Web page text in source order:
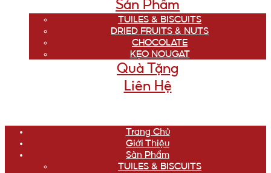
Sản Phẩm
TUILES & BISCUITS
DRIED FRUITS & NUTS
CHOCOLATE
KẸO NOUGAT
Quà Tặng
Liên Hệ
Trang Chủ
Giới Thiệu
Sản Phẩm
TUILES & BISCUITS